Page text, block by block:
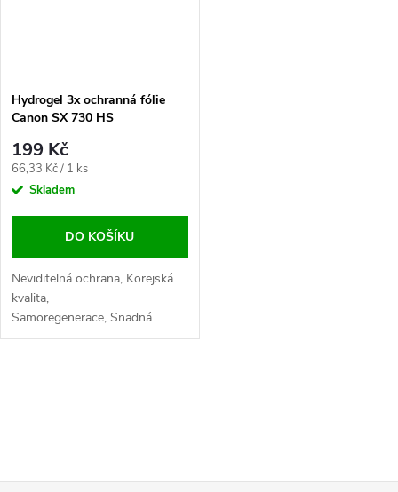
Hydrogel 3x ochranná fólie
Canon SX 730 HS
199 Kč
Měrná
cena:
66,33 Kč / 1 ks
Skladem
DO KOŠÍKU
Neviditelná ochrana, Korejská
kvalita,
Samoregenerace, Snadná
aplikace, Maximální